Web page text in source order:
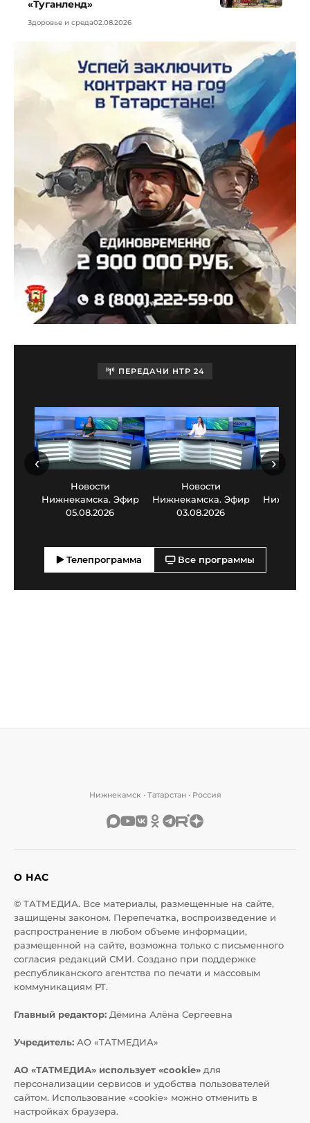
«Туганленд»
Здоровье и среда02.08.2026
ПЕРЕДАЧИ НТР 24
Новости
Нижнекамска. Эфир
05.08.2026
Новости
Нижнекамска. Эфир
03.08.2026
‹ ›
Телепрограмма Все программы
Нижнекамск • Татарстан • Россия
О НАС
© ТАТМЕДИА. Все материалы, размещенные на сайте,
защищены законом. Перепечатка, воспроизведение и
распространение в любом объеме информации,
размещенной на сайте, возможна только с письменного
согласия редакций СМИ. Создано при поддержке
республиканского агентства по печати и массовым
коммуникациям РТ.
Главный редактор: Дёмина Алёна Сергеевна
Учредитель: АО «ТАТМЕДИА»
АО «ТАТМЕДИА» использует «cookie» для
персонализации сервисов и удобства пользователей
сайтом. Использование «cookie» можно отменить в
настройках браузера.